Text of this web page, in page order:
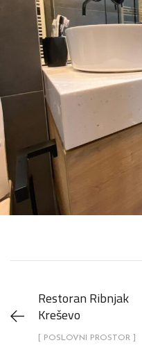
Restoran Ribnjak
Kreševo
[ POSLOVNI PROSTOR ]